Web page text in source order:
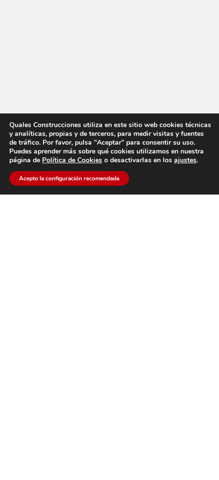
Quales Construcciones utiliza en este sitio web cookies técnicas
y analíticas, propias y de terceros, para medir visitas y fuentes
de tráfico. Por favor, pulsa "Aceptar" para consentir su uso.
Puedes aprender más sobre qué cookies utilizamos en nuestra
página de Política de Cookies o desactivarlas en los ajustes.
Acepto la configuración recomendada